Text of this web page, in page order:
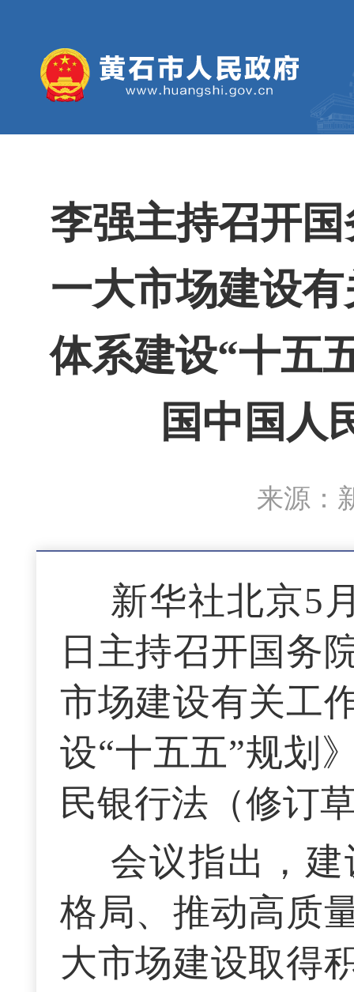
李强主持召开
一大市场建设
体系建设“十五
国中国人
来源
新华社北京5
日主持召开国务
市场建设有关工
设“十五五”规划
民银行法（修订
会议指出，
格局、推动高质
大市场建设取得